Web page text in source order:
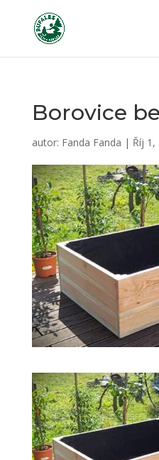
Borovice
autor: Fanda Fanda | Říj 1,